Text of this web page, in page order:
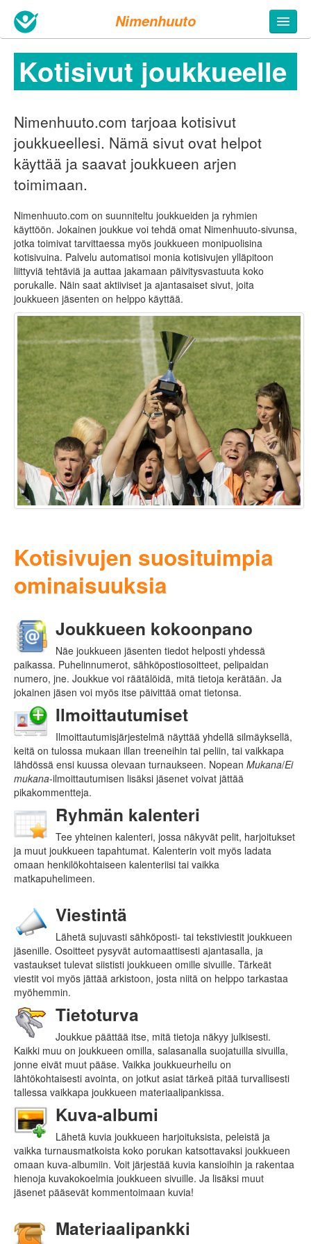
Nimenhuuto
Kotisivut joukkueelle
Nimenhuuto.com tarjoaa kotisivut
joukkueellesi. Nämä sivut ovat helpot
käyttää ja saavat joukkueen arjen
toimimaan.
Nimenhuuto.com on suunniteltu joukkueiden ja ryhmien
käyttöön. Jokainen joukkue voi tehdä omat Nimenhuuto-sivunsa,
jotka toimivat tarvittaessa myös joukkueen monipuolisina
kotisivuina. Palvelu automatisoi monia kotisivujen ylläpitoon
liittyviä tehtäviä ja auttaa jakamaan päivitysvastuuta koko
porukalle. Näin saat aktiiviset ja ajantasaiset sivut, joita
joukkueen jäsenten on helppo käyttää.
Kotisivujen suosituimpia
ominaisuuksia
Joukkueen kokoonpano
Näe joukkueen jäsenten tiedot helposti yhdessä
paikassa. Puhelinnumerot, sähkö­posti­osoitteet, pelipaidan
numero, jne. Joukkue voi räätälöidä, mitä tietoja kerätään. Ja
jokainen jäsen voi myös itse päivittää omat tietonsa.
Ilmoittautumiset
Ilmoittautumisjärjestelmä näyttää yhdellä silmäyksellä,
keitä on tulossa mukaan illan treeneihin tai peliin, tai vaikkapa
lähdössä ensi kuussa olevaan turnaukseen. Nopean Mukana/Ei
mukana-ilmoittautumisen lisäksi jäsenet voivat jättää
pikakommentteja.
Ryhmän kalenteri
Tee yhteinen kalenteri, jossa näkyvät pelit, harjoitukset
ja muut joukkueen tapahtumat. Kalenterin voit myös ladata
omaan henkilökohtaiseen kalenteriisi tai vaikka
matkapuhelimeen.
Viestintä
Lähetä sujuvasti sähköposti- tai tekstiviestit joukkueen
jäsenille. Osoitteet pysyvät automaattisesti ajantasalla, ja
vastaukset tulevat siististi joukkueen omille sivuille. Tärkeät
viestit voi myös jättää arkistoon, josta niitä on helppo tarkastaa
myöhemmin.
Tietoturva
Joukkue päättää itse, mitä tietoja näkyy julkisesti.
Kaikki muu on joukkueen omilla, salasanalla suojatuilla sivuilla,
jonne eivät muut pääse. Vaikka joukkueurheilu on
lähtökohtaisesti avointa, on jotkut asiat tärkeä pitää turvallisesti
tallessa vaikkapa joukkueen materiaalipankissa.
Kuva-albumi
Lähetä kuvia joukkueen harjoituksista, peleistä ja
vaikka turnausmatkoista koko porukan katsottavaksi joukkueen
omaan kuva-albumiin. Voit järjestää kuvia kansioihin ja rakentaa
hienoja kuvakokoelmia joukkueen sivuille. Ja lisäksi muut
jäsenet pääsevät kommentoimaan kuvia!
Materiaalipankki